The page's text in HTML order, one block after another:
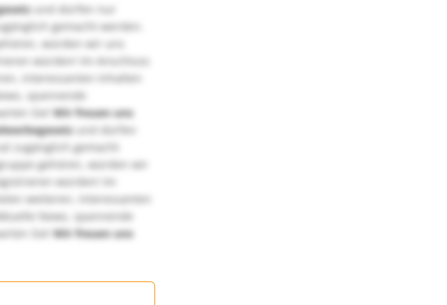
und dürfen nur
gemacht werden.
würden wir uns
würden! Im Anschluss
interessanten Inhalten
spannende
Sie!Wir freuen uns
und dürfen
zugänglich gemacht
gehören, würden wir
würden! Im
weiteren, interessanten
News, spannende
Sie! Wir freuen uns